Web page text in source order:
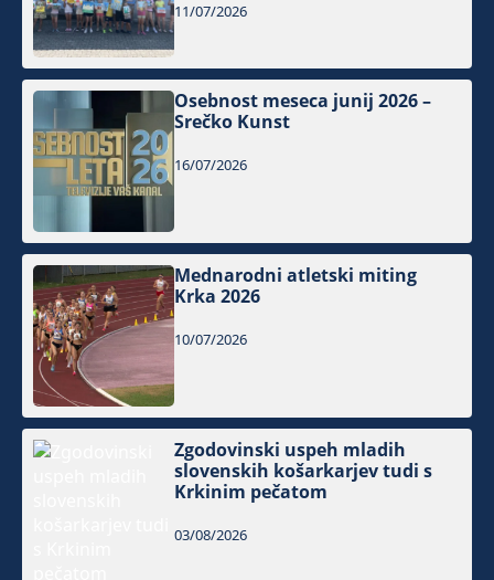
11/07/2026
Osebnost meseca junij 2026 –
Srečko Kunst
16/07/2026
Mednarodni atletski miting
Krka 2026
10/07/2026
Zgodovinski uspeh mladih
slovenskih košarkarjev tudi s
Krkinim pečatom
03/08/2026